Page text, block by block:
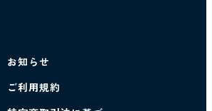
お知らせ
ご利用規約